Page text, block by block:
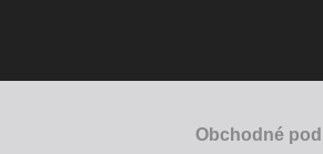
Obchodné